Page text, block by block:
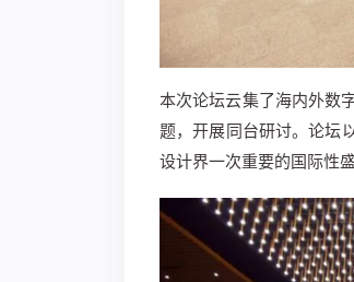
本次论坛云集了海内外数
题，开展同台研讨。论坛
设计界一次重要的国际性盛